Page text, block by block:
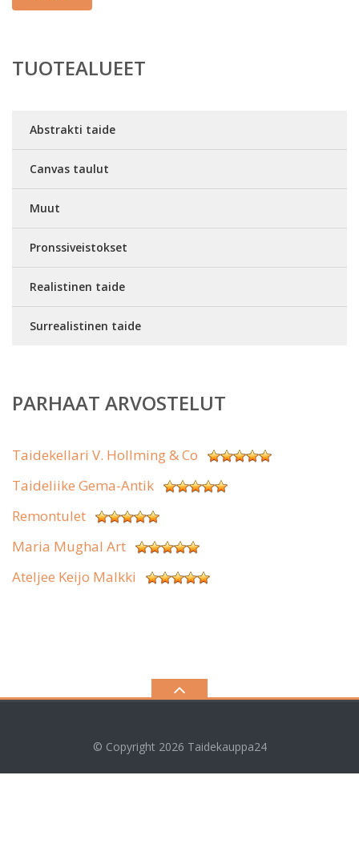
TUOTEALUEET
Abstrakti taide
Canvas taulut
Muut
Pronssiveistokset
Realistinen taide
Surrealistinen taide
PARHAAT ARVOSTELUT
Taidekellari V. Hollming & Co
Taideliike Gema-Antik
Remontulet
Maria Mughal Art
Ateljee Keijo Malkki
© Copyright 2026 Taidekauppa24